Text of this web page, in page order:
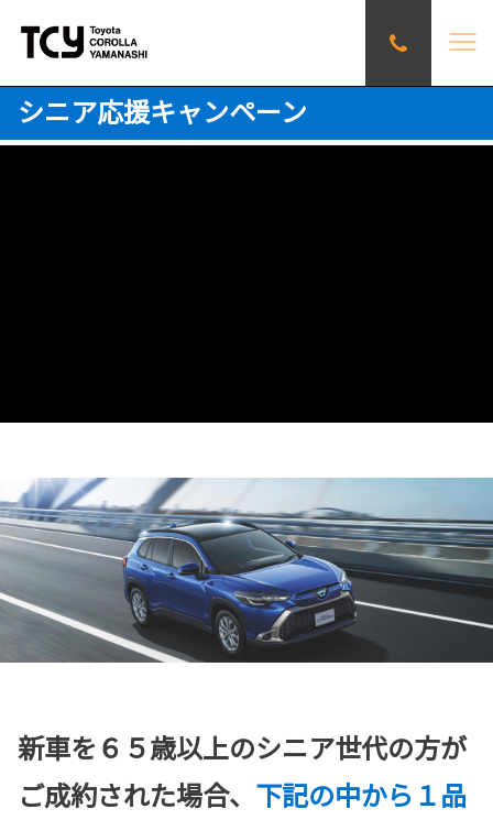
シニア応援キャンペーン
新車を６５歳以上のシニア世代の方が
ご成約された場合、 下記の中から１品